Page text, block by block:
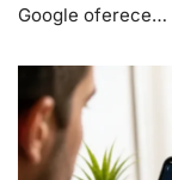
Google oferece…